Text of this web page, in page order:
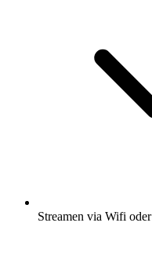
Streamen via Wifi